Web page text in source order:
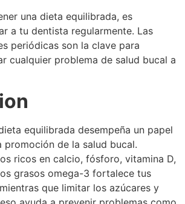
una dieta equilibrada, es
a tu dentista regularmente. Las
periódicas son la clave para
cualquier problema de salud bucal a
equilibrada desempeña un papel
promoción de la salud bucal.
ricos en calcio, fósforo, vitamina D,
grasos omega-3 fortalece tus
que limitar los azúcares y